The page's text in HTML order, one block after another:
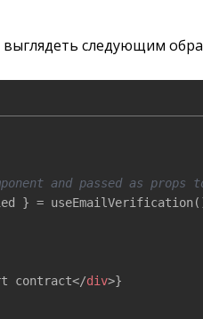
следующим
and passed as
} =
contract</div>}